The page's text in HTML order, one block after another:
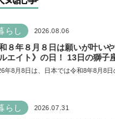
らし 2026.08.06
８年８月８日は願いが叶い
エイト》の日！ 13日の獅子
日食の影響にも注目
年8月8日は、日本では令和8年8月8日
らし 2026.07.31